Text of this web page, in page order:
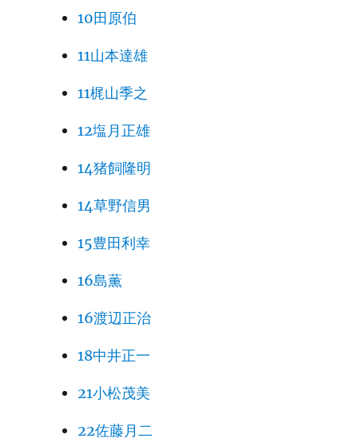
10田原伯
11山本達雄
11梶山季之
12塩月正雄
14猪飼隆明
14草野信男
15豊田利幸
16島薫
16渡辺正治
18中井正一
21小松茂美
22佐藤月二